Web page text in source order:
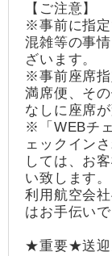
【ご注意】
※事前に指定
混雑等の事
ざいます。
※事前座席指
満席便、そ
なしに座席
※「WEBチ
ェックイン
しては、お
い致します
利用航空会
はお手伝い
★重要★送迎